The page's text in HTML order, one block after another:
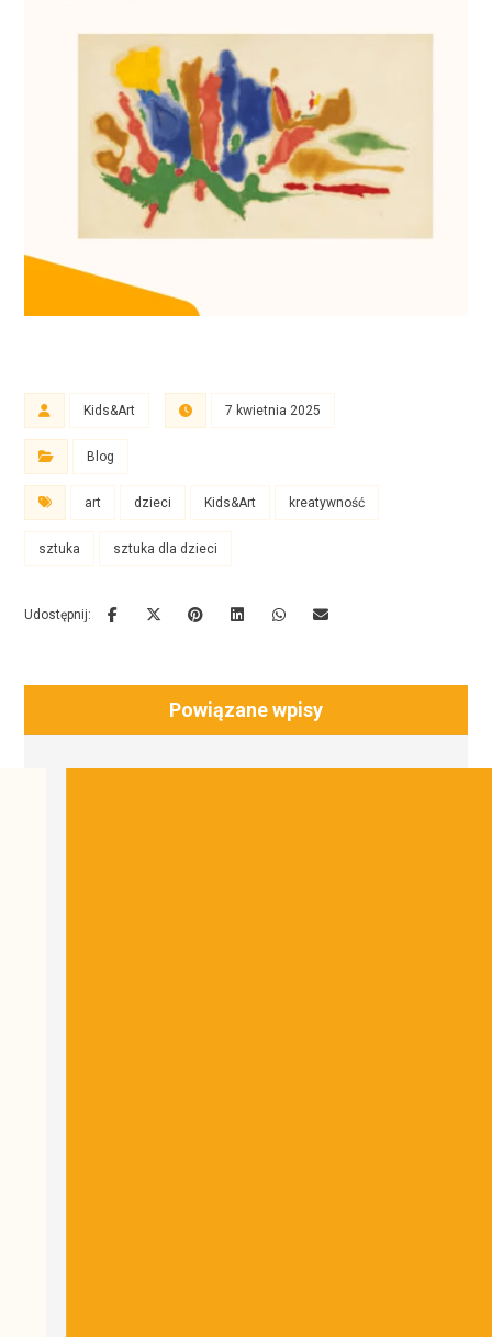
Kids&Art 7 kwietnia 2025
Blog
art dzieci Kids&Art kreatywność
sztuka sztuka dla dzieci
Powiązane wpisy